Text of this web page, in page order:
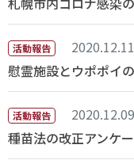
活動報告
2020.12.11
慰霊施設とウポポイ
活動報告
2020.12.09
種苗法の改正アンケ